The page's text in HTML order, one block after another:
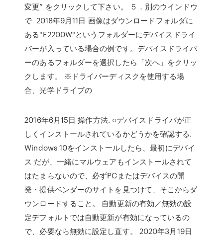
変更” をクリックして下さい。 ５．別のウインドウ
で 2018年9月11日 画像はダウンロードフォルダに
ある"E2200W"というフォルダーにデバイスドライ
バーが入っている場合の例です。デバイスドライバ
ーのあるフォルダーを選択したら「次へ」をクリッ
クします。 ※ドライバーディスクを使用する場
合、光学ドライブの
2016年6月15日 操作方法. ○デバイスドライバが正
しくインストールされているかどうかを確認する.
Windows 10をインストールしたら、最初にデバイ
ス だが、一緒にマルウェアもインストールされて
はたまらないので、必ずPCまたはデバイスの開
発・提供ベンダーのサイトを見つけて、そこからダ
ウンロードすること。 自動更新の有効／無効の設
定デフォルトでは自動更新が有効になっているの
で、必要なら無効に設定し直す。 2020年3月19日